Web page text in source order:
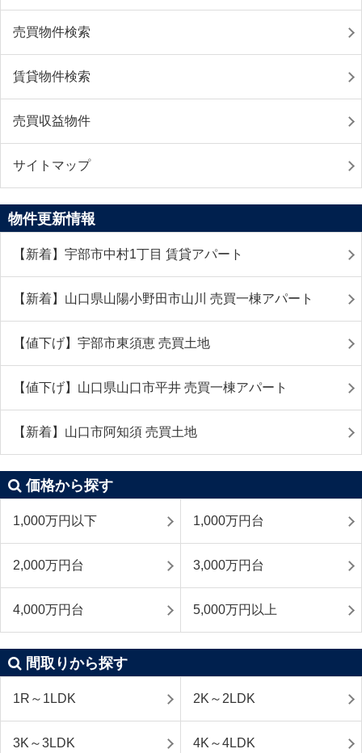
売買物件検索
賃貸物件検索
売買収益物件
サイトマップ
物件更新情報
【新着】宇部市中村1丁目 賃貸アパート
【新着】山口県山陽小野田市山川 売買一棟アパート
【値下げ】宇部市東須恵 売買土地
【値下げ】山口県山口市平井 売買一棟アパート
【新着】山口市阿知須 売買土地
価格から探す
1,000万円以下 1,000万円台
2,000万円台 3,000万円台
4,000万円台 5,000万円以上
間取りから探す
1R～1LDK 2K～2LDK
3K～3LDK 4K～4LDK